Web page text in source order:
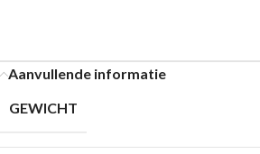
Aanvullende informatie
GEWICHT